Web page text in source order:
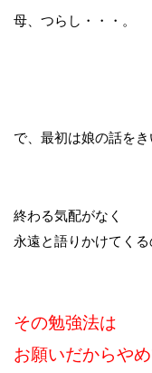
母、つらし・・・。
で、最初は娘の話をき
終わる気配がなく
永遠と語りかけてくる
その勉強法は
お願いだからやめ